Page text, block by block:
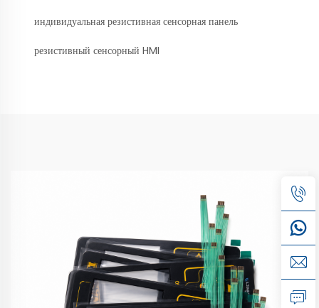
индивидуальная резистивная сенсорная панель
резистивный сенсорный HMI